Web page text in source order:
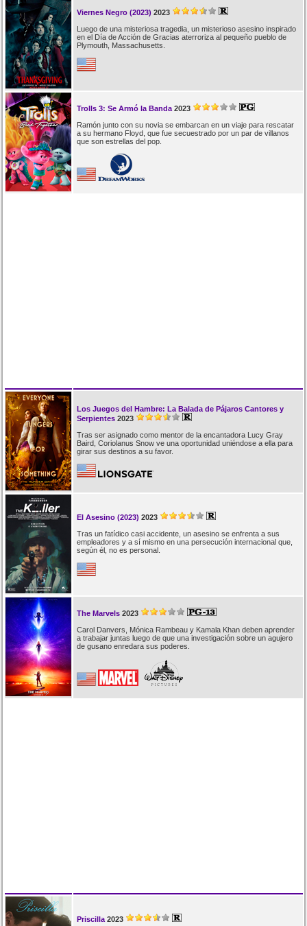
Viernes Negro (2023) 2023
Luego de una misteriosa tragedia, un misterioso asesino inspirado
en el Día de Acción de Gracias aterroriza al pequeño pueblo de
Plymouth, Massachusetts.
Trolls 3: Se Armó la Banda 2023
Ramón junto con su novia se embarcan en un viaje para rescatar
a su hermano Floyd, que fue secuestrado por un par de villanos
que son estrellas del pop.
Los Juegos del Hambre: La Balada de Pájaros Cantores y
Serpientes 2023
Tras ser asignado como mentor de la encantadora Lucy Gray
Baird, Coriolanus Snow ve una oportunidad uniéndose a ella para
girar sus destinos a su favor.
El Asesino (2023) 2023
Tras un fatídico casi accidente, un asesino se enfrenta a sus
empleadores y a sí mismo en una persecución internacional que,
según él, no es personal.
The Marvels 2023
Carol Danvers, Mónica Rambeau y Kamala Khan deben aprender
a trabajar juntas luego de que una investigación sobre un agujero
de gusano enredara sus poderes.
Priscilla 2023